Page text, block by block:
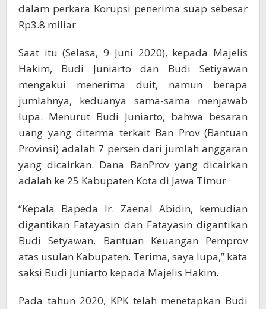
dalam perkara Korupsi penerima suap sebesar
Rp3.8 miliar
Saat itu (Selasa, 9 Juni 2020), kepada Majelis
Hakim, Budi Juniarto dan Budi Setiyawan
mengakui menerima duit, namun berapa
jumlahnya, keduanya sama-sama menjawab
lupa. Menurut Budi Juniarto, bahwa besaran
uang yang diterma terkait Ban Prov (Bantuan
Provinsi) adalah 7 persen dari jumlah anggaran
yang dicairkan. Dana BanProv yang dicairkan
adalah ke 25 Kabupaten Kota di Jawa Timur
“Kepala Bapeda Ir. Zaenal Abidin, kemudian
digantikan Fatayasin dan Fatayasin digantikan
Budi Setyawan. Bantuan Keuangan Pemprov
atas usulan Kabupaten. Terima, saya lupa,” kata
saksi Budi Juniarto kepada Majelis Hakim.
Pada tahun 2020, KPK telah menetapkan Budi